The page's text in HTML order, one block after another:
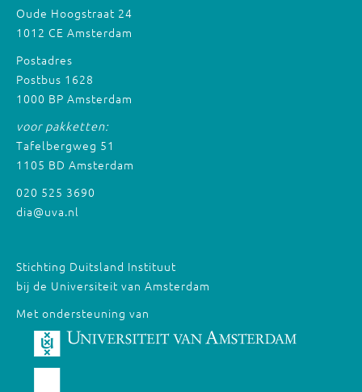
Oude Hoogstraat 24
1012 CE Amsterdam
Postadres
Postbus 1628
1000 BP Amsterdam
voor pakketten:
Tafelbergweg 51
1105 BD Amsterdam
020 525 3690
dia@uva.nl
Stichting Duitsland Instituut
bij de Universiteit van Amsterdam
Met ondersteuning van